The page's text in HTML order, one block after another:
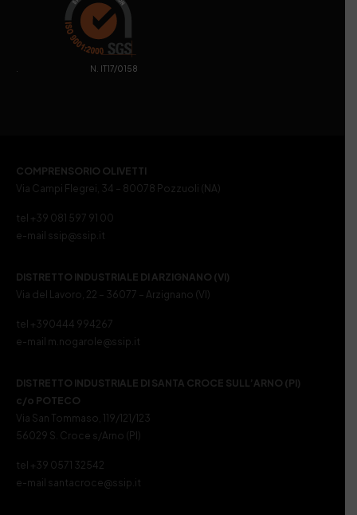
. N. IT17/0158
COMPRENSORIO OLIVETTI
Via Campi Flegrei, 34 – 80078 Pozzuoli (NA)
tel +39 081 597 91 00
e-mail ssip@ssip.it
DISTRETTO INDUSTRIALE DI ARZIGNANO (VI)
Via del Lavoro, 22 – 36077 – Arzignano (VI)
tel +390444 994267
e-mail m.nogarole@ssip.it
DISTRETTO INDUSTRIALE DI SANTA CROCE SULL’ARNO (PI)
c/o POTECO
Via San Tommaso, 119/121/123
56029 S. Croce s/Arno (PI)
tel +39 0571 32542
e-mail santacroce@ssip.it